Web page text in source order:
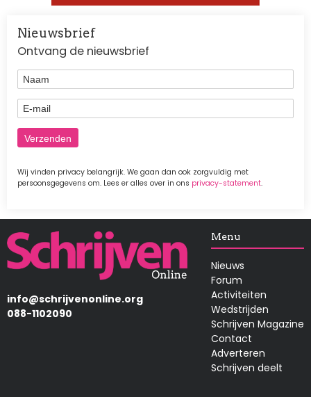
Nieuwsbrief
Ontvang de nieuwsbrief
Naam
E-mail
Wij vinden privacy belangrijk. We gaan dan ook zorgvuldig met
persoonsgegevens om. Lees er alles over in ons privacy-statement.
Afbeelding
info@schrijvenonline.org
088-1102090
Menu
Nieuws
Forum
Activiteiten
Wedstrijden
Schrijven Magazine
Contact
Adverteren
Schrijven deelt